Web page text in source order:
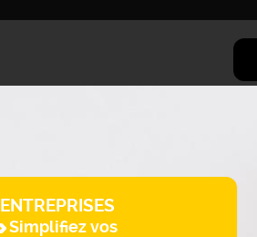
ENTREPRISES
Simplifiez vos